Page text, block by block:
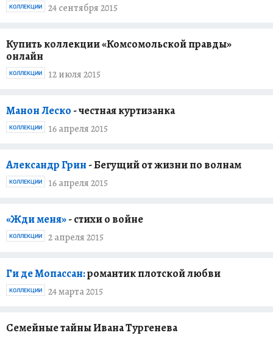
24 сентября 2015
КОЛЛЕКЦИИ
Купить коллекции «Комсомольской правды»
онлайн
12 июля 2015
КОЛЛЕКЦИИ
Манон Леско - честная куртизанка
16 апреля 2015
КОЛЛЕКЦИИ
Александр Грин - Бегущий от жизни по волнам
16 апреля 2015
КОЛЛЕКЦИИ
«Жди меня»- стихи о войне
2 апреля 2015
КОЛЛЕКЦИИ
Ги де Мопассан:романтик плотской любви
24 марта 2015
КОЛЛЕКЦИИ
Семейные тайны Ивана Тургенева